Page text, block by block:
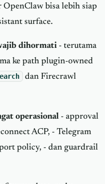
bisa lebih siap
surface.
dihormati- terutama
ke path plugin-owned
dan Firecrawl
operasional- approval
ACP, - Telegram
policy, - dan guardrail